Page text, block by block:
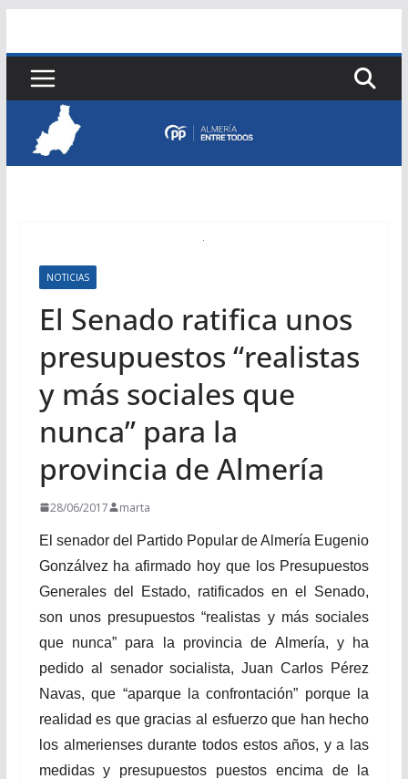
contenido
NOTICIAS
El Senado ratifica unos
presupuestos “realistas
y más sociales que
nunca” para la
provincia de Almería
28/06/2017 marta
El senador del Partido Popular de Almería Eugenio
Gonzálvez ha afirmado hoy que los Presupuestos
Generales del Estado, ratificados en el Senado,
son unos presupuestos “realistas y más sociales
que nunca” para la provincia de Almería, y ha
pedido al senador socialista, Juan Carlos Pérez
Navas, que “aparque la confrontación” porque la
realidad es que gracias al esfuerzo que han hecho
los almerienses durante todos estos años, y a las
medidas y presupuestos puestos encima de la